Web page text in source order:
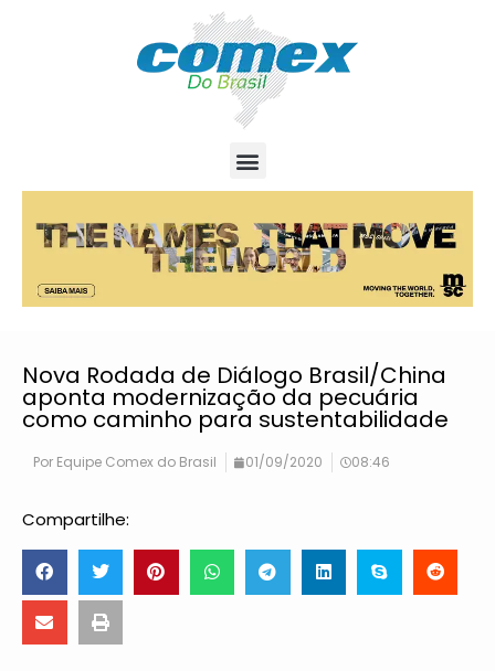
Nova Rodada de Diálogo Brasil/China
aponta modernização da pecuária
como caminho para sustentabilidade
Por Equipe Comex do Brasil 01/09/2020 08:46
Compartilhe: